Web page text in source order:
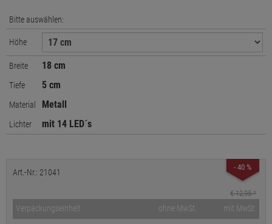
Bitte auswählen:
Höhe
Breite 18 cm
Tiefe 5 cm
Material Metall
Lichter mit 14 LED´s
- 40 %
Art.-Nr.: 21041
€ 12,95*
Verpackungseinheit ohne MwSt. mit MwSt.